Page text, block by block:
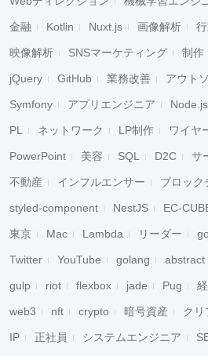
金融 Kotlin Nuxt.js 画像解析
映像解析 SNSマーケティング 制作
jQuery GitHub 業務改善 アウト
Symfony アプリエンジニア Node.js
PL ネットワーク LP制作 ワイヤ
PowerPoint 美容 SQL D2C サ
不動産 インフルエンサー ブロック
styled-component NestJS EC-
東京 Mac Lambda リーダー
Twitter YouTube golang abstract
gulp riot flexbox jade Pug
web3 nft crypto 暗号資産 クリ
IP 正社員 システムエンジニア